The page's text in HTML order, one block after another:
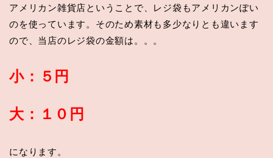
アメリカン雑貨店ということで、レジ袋もアメリカンぽい
のを使っています。そのため素材も多少なりとも違います
ので、当店のレジ袋の金額は。。。
小：５円
大：１０円
になります。